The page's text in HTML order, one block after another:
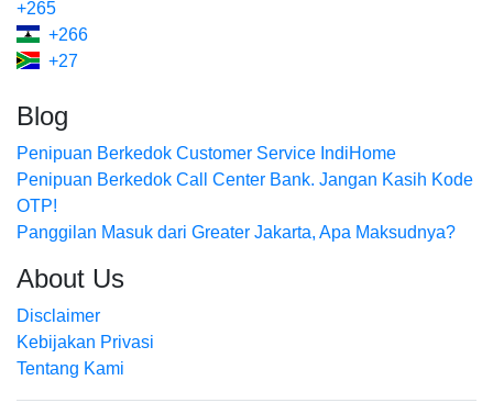
+265
+266
+27
Blog
Penipuan Berkedok Customer Service IndiHome
Penipuan Berkedok Call Center Bank. Jangan Kasih Kode
OTP!
Panggilan Masuk dari Greater Jakarta, Apa Maksudnya?
About Us
Disclaimer
Kebijakan Privasi
Tentang Kami